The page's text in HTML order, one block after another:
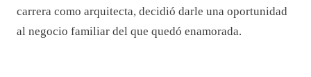
carrera como arquitecta, decidió darle una oportunidad
al negocio familiar del que quedó enamorada.